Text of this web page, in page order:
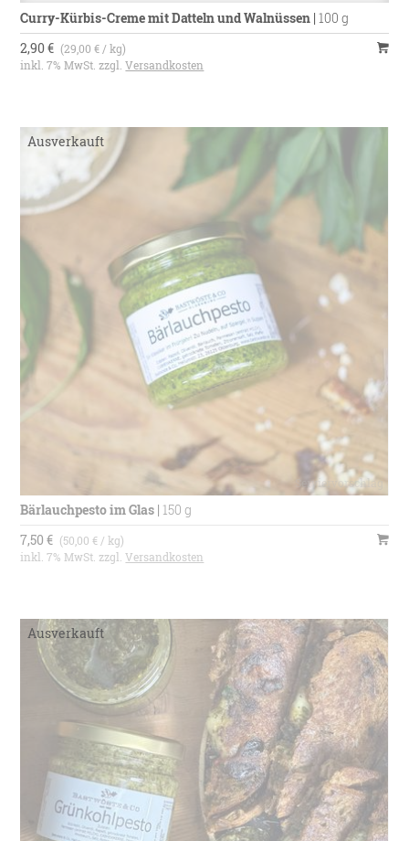
Curry-Kürbis-Creme mit Datteln und Walnüssen |100 g
2,90 € (29,00 € / kg)
inkl. 7% MwSt. zzgl.Versandkosten
Bärlauchpesto im Glas | 150 g
7,50 € (50,00 € / kg)
inkl. 7% MwSt. zzgl.Versandkosten